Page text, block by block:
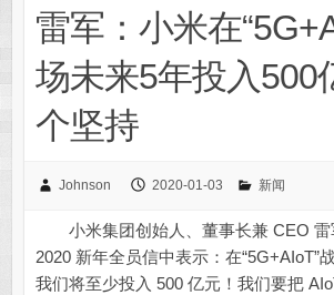
雷军：小米在
场未来5年投入500
个坚持
Johnson 2020-01-03 新闻
小米集团创始人、董事长兼 CEO 雷
2020 新年全员信中表示：在“5G+AIoT”
我们将至少投入 500 亿元！我们要把